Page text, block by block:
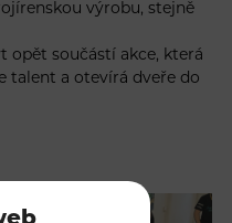
výrobu, stejně
opět součástí akce, která
talent a otevírá dveře do